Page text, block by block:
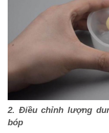
2. Điều chỉnh lượng
bóp